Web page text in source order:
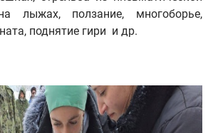
лыжах, ползание, многоборье,
поднятие гири и др.